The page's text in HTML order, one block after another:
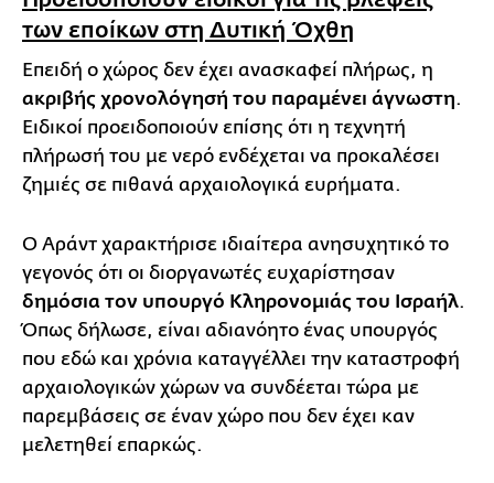
των εποίκων στη Δυτική Όχθη
Επειδή ο χώρος δεν έχει ανασκαφεί πλήρως, η
ακριβής χρονολόγησή του παραμένει άγνωστη.
Ειδικοί προειδοποιούν επίσης ότι η τεχνητή
πλήρωσή του με νερό ενδέχεται να προκαλέσει
ζημιές σε πιθανά αρχαιολογικά ευρήματα.
Ο Αράντ χαρακτήρισε ιδιαίτερα ανησυχητικό το
γεγονός ότι οι διοργανωτές ευχαρίστησαν
δημόσια τον υπουργό Κληρονομιάς του Ισραήλ.
Όπως δήλωσε, είναι αδιανόητο ένας υπουργός
που εδώ και χρόνια καταγγέλλει την καταστροφή
αρχαιολογικών χώρων να συνδέεται τώρα με
παρεμβάσεις σε έναν χώρο που δεν έχει καν
μελετηθεί επαρκώς.